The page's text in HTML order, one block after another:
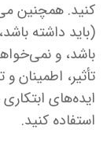
(باید داشته
تأثیر، اطمینان
ایده‌های
استفاده کنید.